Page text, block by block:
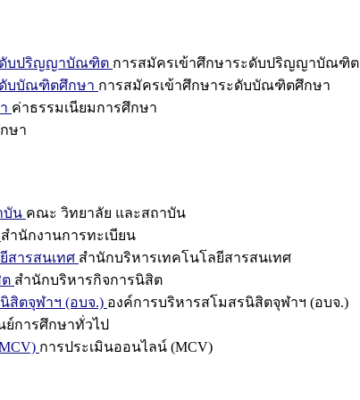
ดับปริญญาบัณฑิต การสมัครเข้าศึกษาระดับปริญญาบัณฑิต
ดับบัณฑิตศึกษา การสมัครเข้าศึกษาระดับบัณฑิตศึกษา
ค่าธรรมเนียมการศึกษา
ษา
บัน คณะ วิทยาลัย และสถาบัน
สำนักงานการทะเบียน
สารสนเทศ สำนักบริหารเทคโนโลยีสารสนเทศ
สำนักบริหารกิจการนิสิต
สิตจุฬาฯ (อบจ.) องค์การบริหารสโมสรนิสิตจุฬาฯ (อบจ.)
ย์การศึกษาทั่วไป
การประเมินออนไลน์ (MCV)